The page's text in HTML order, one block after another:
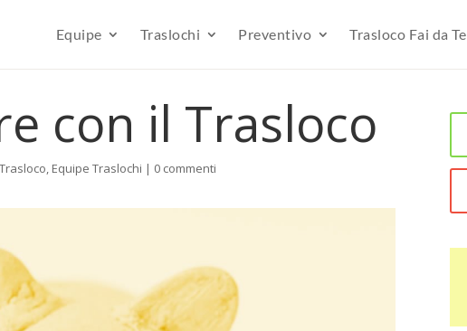
Equipe Traslochi Preventivo Trasloco Fai da Te
con il Trasloco
, Equipe Traslochi | 0 commenti